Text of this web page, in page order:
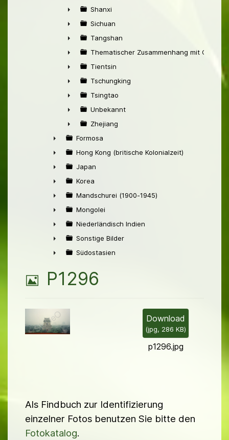
►
►
Shanxi
►
Sichuan
►
Tangshan
►
Thematischer Zusammenhang mit China
►
Tientsin
►
Tschungking
►
Tsingtao
►
Unbekannt
►
Zhejiang
►
Formosa
►
Hong Kong (britische Kolonialzeit)
►
Japan
►
Korea
►
Mandschurei (1900-1945)
►
Mongolei
►
Niederländisch Indien
►
Sonstige Bilder
Südostasien
B
l
P1296
Download
(jpg, 286 KB)
p1296.jpg
Als Findbuch zur Identifizierung
einzelner Fotos benutzen Sie bitte den
Fotokatalog.